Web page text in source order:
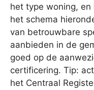
het type woning,
het schema
van betrouwbare
aanbieden in de
goed op de
certificering. Tip:
het Centraal